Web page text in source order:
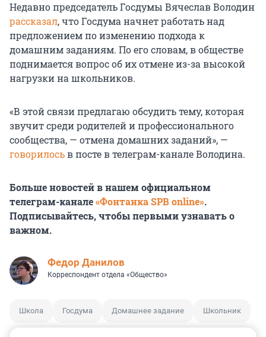
Недавно председатель Госдумы Вячеслав Володин
рассказал, что Госдума начнет работать над
предложением по изменению подхода к
домашним заданиям. По его словам, в обществе
поднимается вопрос об их отмене из-за высокой
нагрузки на школьников.
«В этой связи предлагаю обсудить тему, которая
звучит среди родителей и профессионального
сообщества, — отмена домашних заданий», —
говорилосьв посте в телеграм-канале Володина.
Больше новостей в нашем официальном
телеграм-канале«Фонтанка SPB online».
Подписывайтесь, чтобы первыми узнавать о
важном.
Федор Данилов
Корреспондент отдела «Общество»
Школа Госдума Домашнее задание Школьник